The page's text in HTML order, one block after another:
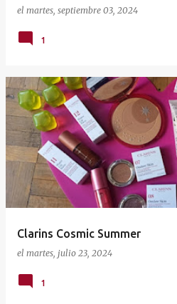
el martes, septiembre 03, 2024
1
Clarins Cosmic Summer
el martes, julio 23, 2024
1